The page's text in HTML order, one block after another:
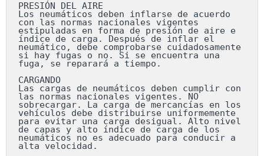
PRESIÓN DEL AIRE
Los neumáticos deben inflarse de acuerdo
con las normas nacionales vigentes
estipuladas en forma de presión de aire e
índice de carga. Después de inflar el
neumático, debe comprobarse cuidadosamente
si hay fugas o no. Si se encuentra una
fuga, se reparará a tiempo.
CARGANDO
Las cargas de neumáticos deben cumplir con
las normas nacionales vigentes. NO
sobrecargar. La carga de mercancías en los
vehículos debe distribuirse uniformemente
para evitar una carga desigual. Alto nivel
de capas y alto índice de carga de los
neumáticos no es adecuado para conducir a
alta velocidad.